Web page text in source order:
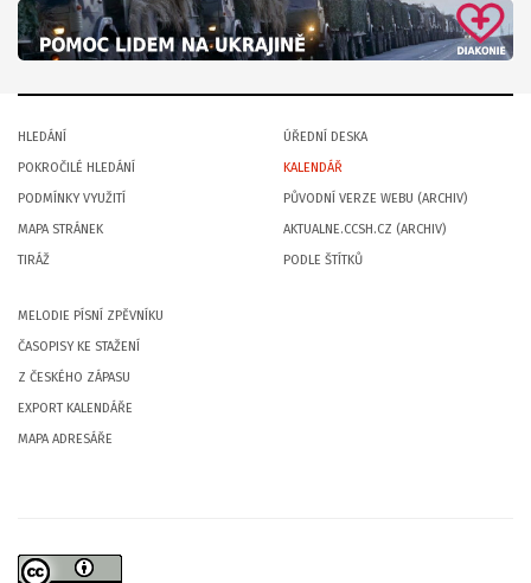
HLEDÁNÍ
POKROČILÉ HLEDÁNÍ
PODMÍNKY VYUŽITÍ
MAPA STRÁNEK
TIRÁŽ
ÚŘEDNÍ DESKA
KALENDÁŘ
PŮVODNÍ VERZE WEBU (ARCHIV)
AKTUALNE.CCSH.CZ (ARCHIV)
PODLE ŠTÍTKŮ
MELODIE PÍSNÍ ZPĚVNÍKU
ČASOPISY KE STAŽENÍ
Z ČESKÉHO ZÁPASU
EXPORT KALENDÁŘE
MAPA ADRESÁŘE